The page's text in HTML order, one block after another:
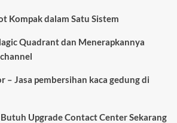
Kompak dalam Satu Sistem
Quadrant dan Menerapkannya
– Jasa pembersihan kaca gedung di
Upgrade Contact Center Sekarang